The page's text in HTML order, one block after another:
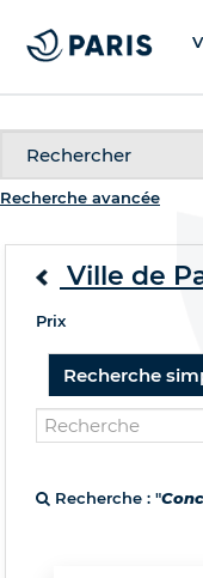
Recherche avancée
Ville de
Prix
Recherche
Recherche : "